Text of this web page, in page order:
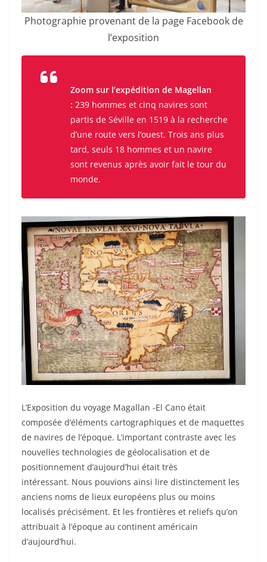
Photographie provenant de la page Facebook de
l’exposition
Zoom sur l’expédition de Magellan
: 239 hommes et cinq navires sont
partis de Séville en 1519 à la recherche
d’une route vers l’ouest. Trois ans plus
tard, seuls 18 hommes et un navire
sont revenus après avoir fait le tour du
monde.
L’Exposition du voyage Magallan -El Cano était
composée d’éléments cartographiques et de maquettes
de navires de l’époque. L’important contraste avec les
nouvelles technologies de géolocalisation et de
positionnement d’aujourd’hui était très
intéressant. Nous pouvions ainsi lire distinctement les
anciens noms de lieux européens plus ou moins
localisés précisément. Et les frontières et reliefs qu’on
attribuait à l’époque au continent américain
d’aujourd’hui.